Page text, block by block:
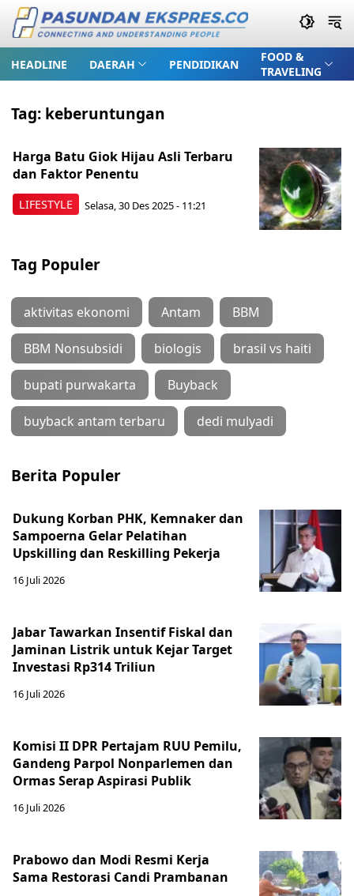
HEADLINE DAERAH PENDIDIKAN
FOOD &
TRAVELING
Tag: keberuntungan
LIFESTYLE
Harga Batu Giok Hijau Asli Terbaru
dan Faktor Penentu
Selasa, 30 Des 2025 - 11:21
Tag Populer
aktivitas ekonomi Antam BBM
BBM Nonsubsidi biologis brasil vs haiti
bupati purwakarta Buyback
buyback antam terbaru dedi mulyadi
Berita Populer
Dukung Korban PHK, Kemnaker dan
Sampoerna Gelar Pelatihan
Upskilling dan Reskilling Pekerja
16 Juli 2026
Jabar Tawarkan Insentif Fiskal dan
Jaminan Listrik untuk Kejar Target
Investasi Rp314 Triliun
16 Juli 2026
Komisi II DPR Pertajam RUU Pemilu,
Gandeng Parpol Nonparlemen dan
Ormas Serap Aspirasi Publik
16 Juli 2026
Prabowo dan Modi Resmi Kerja
Sama Restorasi Candi Prambanan